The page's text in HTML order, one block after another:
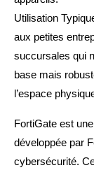
Utilisation
aux petites
succursales qui
base mais
l’espace
FortiGate est
développée par
cybersécurité.